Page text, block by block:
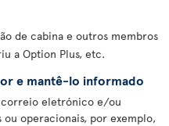
de cabina e outros membros
a Option Plus, etc.
e mantê-lo informado
eletrónico e/ou
operacionais, por exemplo,